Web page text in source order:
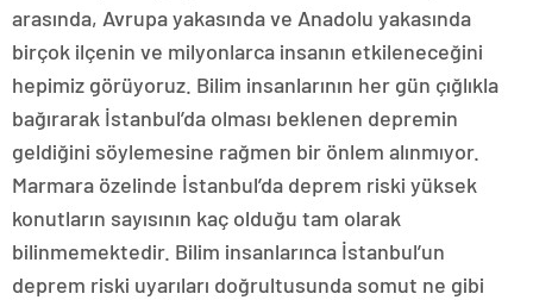
arasında, Avrupa yakasında ve Anadolu yakasında
birçok ilçenin ve milyonlarca insanın etkileneceğini
hepimiz görüyoruz. Bilim insanlarının her gün çığlıkla
bağırarak İstanbul’da olması beklenen depremin
geldiğini söylemesine rağmen bir önlem alınmıyor.
Marmara özelinde İstanbul’da deprem riski yüksek
konutların sayısının kaç olduğu tam olarak
bilinmemektedir. Bilim insanlarınca İstanbul’un
deprem riski uyarıları doğrultusunda somut ne gibi